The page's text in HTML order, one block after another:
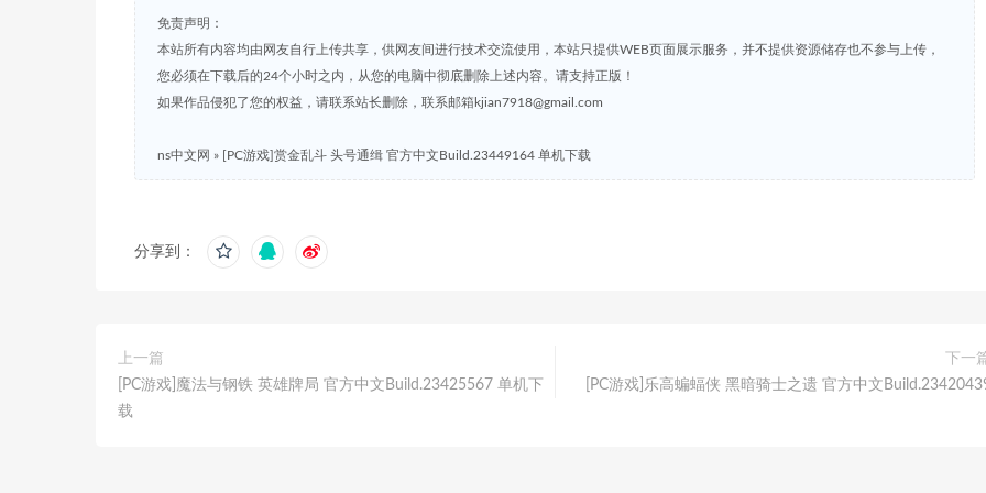
免责声明：
本站所有内容均由网友自行上传共享，供网友间进行技术交流使用，本站只提供WEB页面展示服务，并不提供资源储存也不参与上传，
您必须在下载后的24个小时之内，从您的电脑中彻底删除上述内容。请支持正版！
如果作品侵犯了您的权益，请联系站长删除，联系邮箱kjian7918@gmail.com
ns中文网 » [PC游戏]赏金乱斗 头号通缉 官方中文Build.23449164 单机下载
分享到：
上一篇
[PC游戏]魔法与钢铁 英雄牌局 官方中文Build.23425567 单机下
载
下一
[PC游戏]乐高蝙蝠侠 黑暗骑士之遗 官方中文